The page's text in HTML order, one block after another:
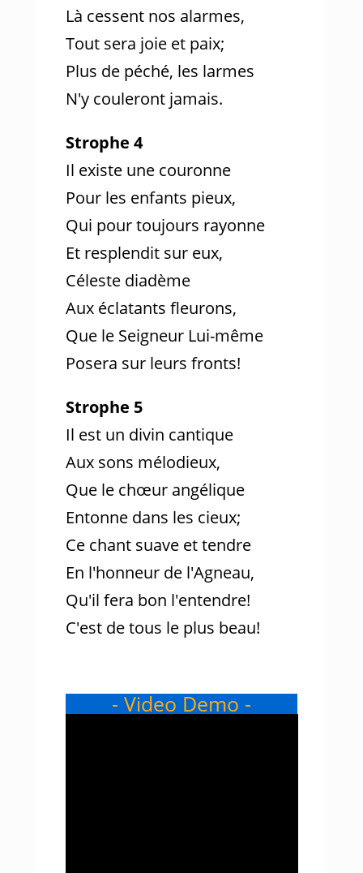
Là cessent nos alarmes,
Tout sera joie et paix;
Plus de péché, les larmes
N'y couleront jamais.
Strophe 4
Il existe une couronne
Pour les enfants pieux,
Qui pour toujours rayonne
Et resplendit sur eux,
Céleste diadème
Aux éclatants fleurons,
Que le Seigneur Lui-même
Posera sur leurs fronts!
Strophe 5
Il est un divin cantique
Aux sons mélodieux,
Que le chœur angélique
Entonne dans les cieux;
Ce chant suave et tendre
En l'honneur de l'Agneau,
Qu'il fera bon l'entendre!
C'est de tous le plus beau!
- Video Demo -